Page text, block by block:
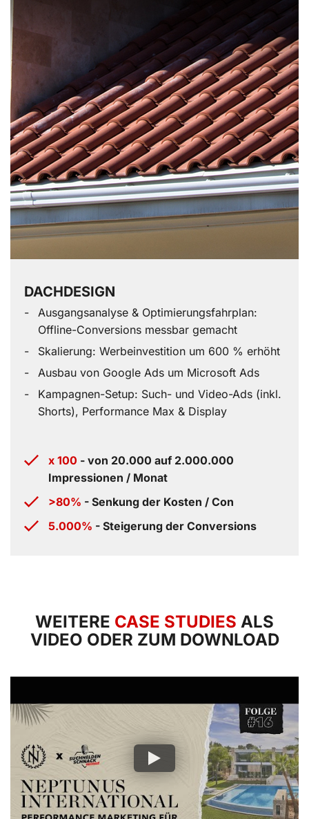
DACHDESIGN
Ausgangsanalyse & Optimierungsfahrplan:
Offline-Conversions messbar gemacht
Skalierung: Werbeinvestition um 600 % erhöht
Ausbau von Google Ads um Microsoft Ads
Kampagnen-Setup: Such- und Video-Ads (inkl.
Shorts), Performance Max & Display
x 100 - von 20.000 auf 2.000.000
Impressionen / Monat
>80% - Senkung der Kosten / Con
5.000% - Steigerung der Conversions
WEITERE CASE STUDIES ALS
VIDEO ODER ZUM DOWNLOAD